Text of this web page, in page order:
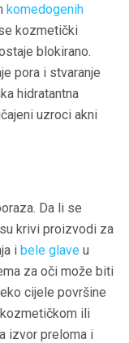
komedogenih
kozmetički
blokirano.
pora i stvaranje
hidratantna
uzroci akni
Da li se
krivi proizvodi za
i bele glave u
za oči može biti
cijele površine
ili
izvor preloma i